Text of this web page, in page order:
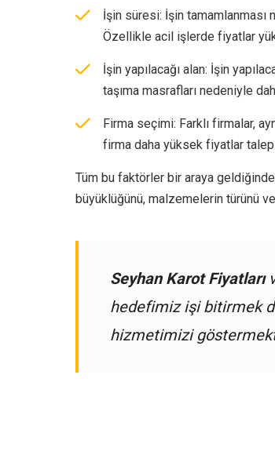
İşin süresi: İşin
Özellikle acil işlerde fiyatlar
İşin yapılacağı alan: İşin
taşıma masrafları nedeniyle
Firma seçimi: Farklı firmalar,
firma daha yüksek fiyatlar
Tüm bu faktörler bir araya
büyüklüğünü, malzemelerin türünü
Seyhan Karot Fiyatları
hedefimiz işi bitirmek
hizmetimizi